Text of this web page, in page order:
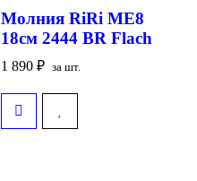
Молния RiRi ME8
18см 2444 BR Flach
1 890 ₽ за шт.